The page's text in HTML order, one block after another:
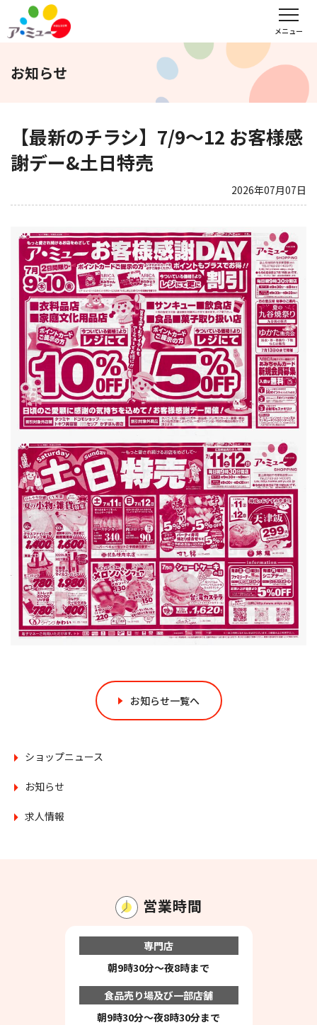
メニュー
フロアガイド レンタル会議室予約
サンキュー
福野タウンホテル
WEBチラシ アクセス 営業時間・定休日
会社概要 求人情報 お問い合わせ
お知らせ
【最新のチラシ】7/9～12 お客様感
謝デー&土日特売
2026年07月07日
お知らせ一覧へ
ショップニュース
お知らせ
求人情報
営業時間
専門店
朝9時30分～夜8時まで
食品売り場及び一部店舗
朝9時30分～夜8時30分まで